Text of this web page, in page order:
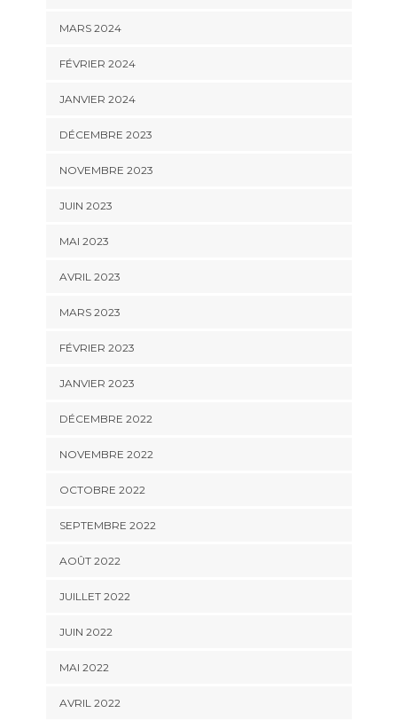
MARS 2024
FÉVRIER 2024
JANVIER 2024
DÉCEMBRE 2023
NOVEMBRE 2023
JUIN 2023
MAI 2023
AVRIL 2023
MARS 2023
FÉVRIER 2023
JANVIER 2023
DÉCEMBRE 2022
NOVEMBRE 2022
OCTOBRE 2022
SEPTEMBRE 2022
AOÛT 2022
JUILLET 2022
JUIN 2022
MAI 2022
AVRIL 2022